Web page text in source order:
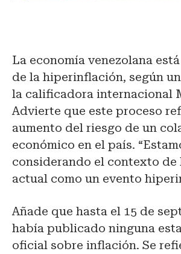
La economía venezolana
de la hiperinflación, según
la calificadora internacional
Advierte que este proceso
aumento del riesgo de un
económico en el país.
considerando el contexto
actual como un evento
Añade que hasta el 15 de
había publicado ninguna
oficial sobre inflación. Se